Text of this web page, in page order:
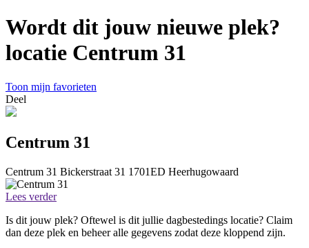
Wordt dit jouw nieuwe plek?
locatie Centrum 31
Toon mijn favorieten
Deel
Centrum 31
Centrum 31 Bickerstraat 31 1701ED Heerhugowaard
Lees verder
Is dit jouw plek? Oftewel is dit jullie dagbestedings locatie? Claim
dan deze plek en beheer alle gegevens zodat deze kloppend zijn.